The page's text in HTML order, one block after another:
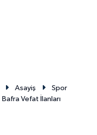
Asayiş
Spor
Bafra Vefat İlanları